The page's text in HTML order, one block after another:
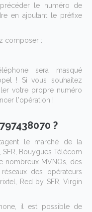
le numéro de
en ajoutant le préfixe
composer :
sera masqué
! Si vous souhaitez
votre propre numéro
l'opération !
?
le marché de la
Bouygues Télécom
nombreux MVNOs, des
des opérateurs
Red by SFR, Virgin
il est possible de